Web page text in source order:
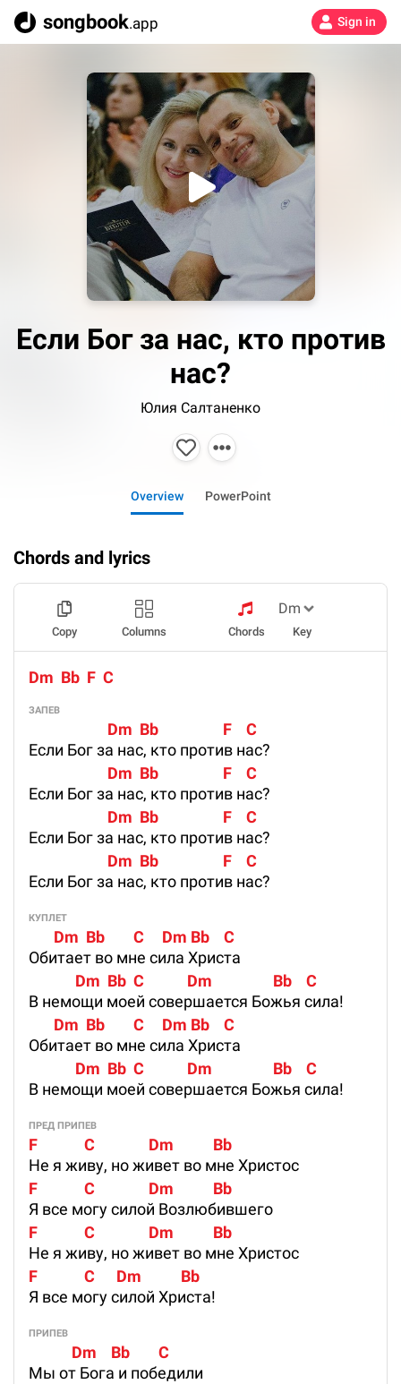
songbook.app Sign in
Если Бог за нас, кто против
нас?
Юлия Салтаненко
Overview PowerPoint
Chords and lyrics
Copy Columns Chords Key
Dm  Bb  F  C
ЗАПЕВ
                      Dm  Bb                  F    C
Если Бог за нас, кто против нас?
                      Dm  Bb                  F    C
Если Бог за нас, кто против нас?
                      Dm  Bb                  F    C
Если Бог за нас, кто против нас?
                      Dm  Bb                  F    C
Если Бог за нас, кто против нас?
КУПЛЕТ
       Dm  Bb        C     Dm Bb    C
Обитает во мне сила Христа
             Dm  Bb  C            Dm                 Bb    C
В немощи моей совершается Божья сила!
       Dm  Bb        C     Dm Bb    C
Обитает во мне сила Христа
             Dm  Bb  C            Dm                 Bb    C
В немощи моей совершается Божья сила!
ПРЕД ПРИПЕВ
F             C               Dm           Bb
Не я живу, но живет во мне Христос
F             C               Dm           Bb
Я все могу силой Возлюбившего
F             C               Dm           Bb
Не я живу, но живет во мне Христос
F             C      Dm           Bb
Я все могу силой Христа!
ПРИПЕВ
            Dm    Bb        C
Мы от Бога и победили